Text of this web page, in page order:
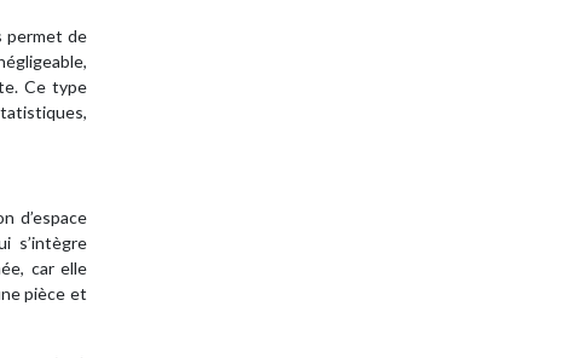
permet de
Ce type
d’espace
s’intègre
car elle
pièce et